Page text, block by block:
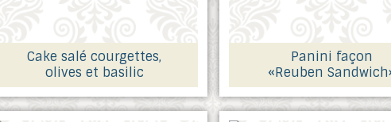
Cake salé courgettes,
olives et basilic
Panini façon
«Reuben